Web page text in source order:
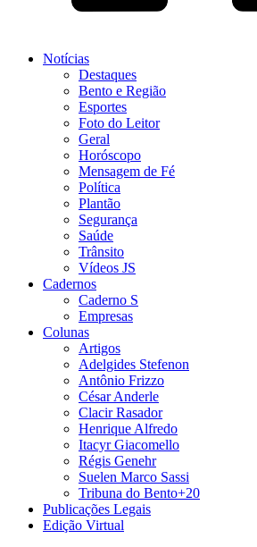
Notícias
Destaques
Bento e Região
Esportes
Foto do Leitor
Geral
Horóscopo
Mensagem de Fé
Política
Plantão
Segurança
Saúde
Trânsito
Vídeos JS
Cadernos
Caderno S
Empresas
Colunas
Artigos
Adelgides Stefenon
Antônio Frizzo
César Anderle
Clacir Rasador
Henrique Alfredo
Itacyr Giacomello
Régis Genehr
Suelen Marco Sassi
Tribuna do Bento+20
Publicações Legais
Edição Virtual